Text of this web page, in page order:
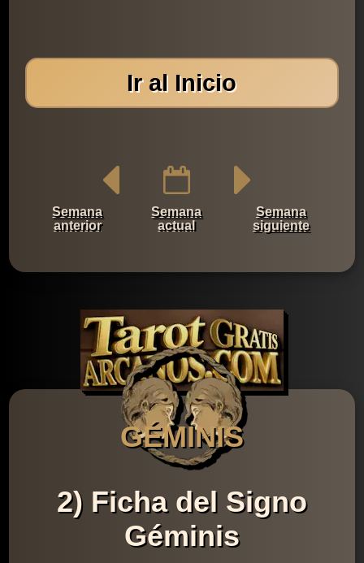
Ir al Inicio
Semana
anterior
Semana
actual
Semana
siguiente
GÉMINIS
2) Ficha del Signo
Géminis